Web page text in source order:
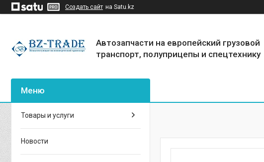
Создать сайт на Satu.kz
Автозапчасти на европейский грузовой
транспорт, полуприцепы и спецтехнику
Товары и услуги
Новости